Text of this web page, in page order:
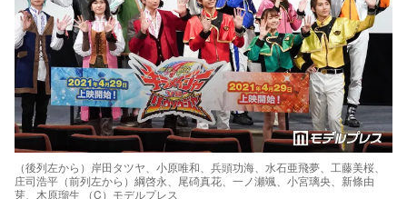
（後列左から）岸田タツヤ、小原唯和、兵頭功海、水石亜飛夢、工藤美桜、
庄司浩平（前列左から）綱啓永、尾碕真花、一ノ瀬颯、小宮璃央、新條由
芽、木原瑠生 （C）モデルプレス